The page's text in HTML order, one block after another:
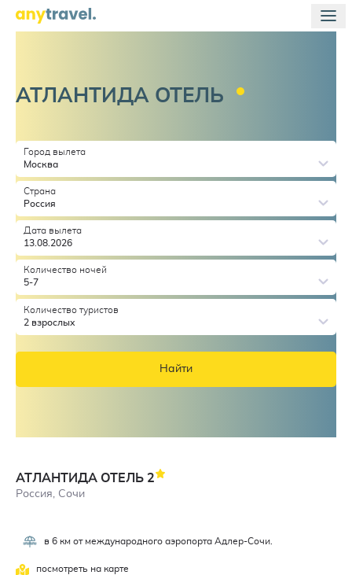
АТЛАНТИДА ОТЕЛЬ
Город вылета
Москва
Страна
Россия
Дата вылета
13.08.2026
Количество ночей
5-7
Количество туристов
2 взрослых
Найти
АТЛАНТИДА ОТЕЛЬ 2
Россия, Сочи
в 6 км от международного аэропорта Адлер-Сочи.
посмотреть на карте